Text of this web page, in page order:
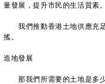
量發展，提升市民的生活質素。
我們推動香港土地供應充足
搖。
造地發展
那我們所需要的土地是多少